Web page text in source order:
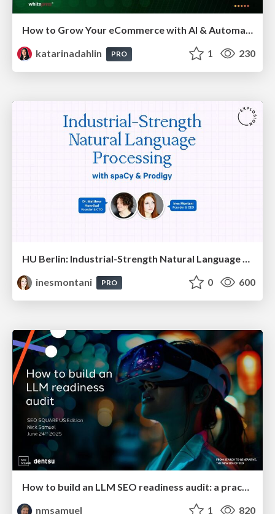
How to Grow Your eCommerce with AI & Automation
katarinadahlin
PRO 1 230
HU Berlin: Industrial-Strength Natural Language Processing with spaCy and Prodigy
inesmontani
PRO 0 600
How to build an LLM SEO readiness audit: a practical framework
nmsamuel
1 820